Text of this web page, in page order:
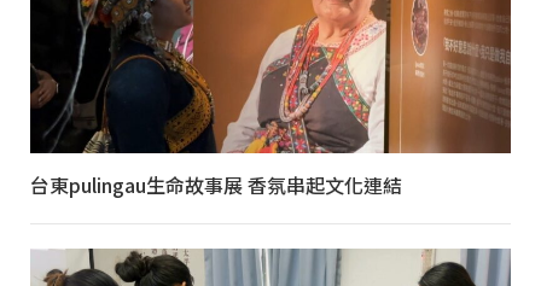
台東pulingau生命故事展 香氛串起文化連結